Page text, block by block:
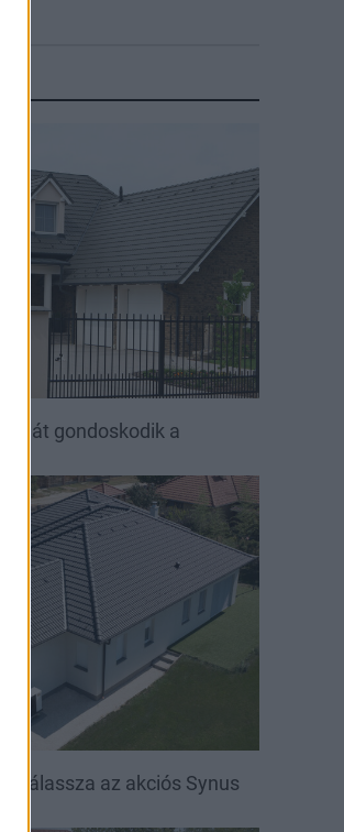
át gondoskodik a
válassza az akciós Synus